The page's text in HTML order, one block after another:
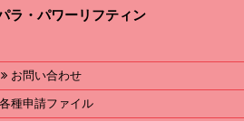
ラ・パワーリフティン
お問い合わせ
種申請ファイル